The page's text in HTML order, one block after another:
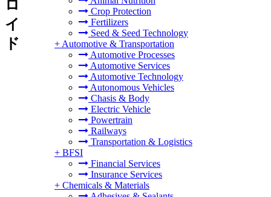
Crop Protection
Fertilizers
Seed & Seed Technology
+ Automotive & Transportation
Automotive Processes
Automotive Services
Automotive Technology
Autonomous Vehicles
Chasis & Body
Electric Vehicle
Powertrain
Railways
Transportation & Logistics
+ BFSI
Financial Services
Insurance Services
+ Chemicals & Materials
ロ
イ
ド